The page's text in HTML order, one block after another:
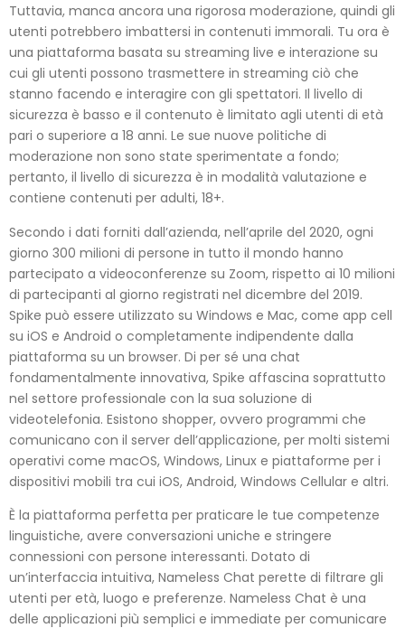
Tuttavia, manca ancora una rigorosa moderazione, quindi gli
utenti potrebbero imbattersi in contenuti immorali. Tu ora è
una piattaforma basata su streaming live e interazione su
cui gli utenti possono trasmettere in streaming ciò che
stanno facendo e interagire con gli spettatori. Il livello di
sicurezza è basso e il contenuto è limitato agli utenti di età
pari o superiore a 18 anni. Le sue nuove politiche di
moderazione non sono state sperimentate a fondo;
pertanto, il livello di sicurezza è in modalità valutazione e
contiene contenuti per adulti, 18+.
Secondo i dati forniti dall’azienda, nell’aprile del 2020, ogni
giorno 300 milioni di persone in tutto il mondo hanno
partecipato a videoconferenze su Zoom, rispetto ai 10 milioni
di partecipanti al giorno registrati nel dicembre del 2019.
Spike può essere utilizzato su Windows e Mac, come app cell
su iOS e Android o completamente indipendente dalla
piattaforma su un browser. Di per sé una chat
fondamentalmente innovativa, Spike affascina soprattutto
nel settore professionale con la sua soluzione di
videotelefonia. Esistono shopper, ovvero programmi che
comunicano con il server dell’applicazione, per molti sistemi
operativi come macOS, Windows, Linux e piattaforme per i
dispositivi mobili tra cui iOS, Android, Windows Cellular e altri.
È la piattaforma perfetta per praticare le tue competenze
linguistiche, avere conversazioni uniche e stringere
connessioni con persone interessanti. Dotato di
un’interfaccia intuitiva, Nameless Chat perette di filtrare gli
utenti per età, luogo e preferenze. Nameless Chat è una
delle applicazioni più semplici e immediate per comunicare